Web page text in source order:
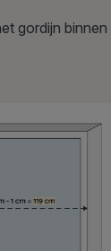
gordijn